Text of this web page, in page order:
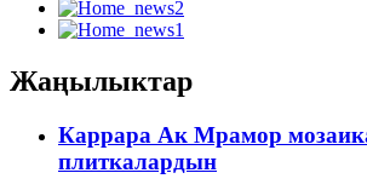
Жаңылыктар
Каррара Ак Мрамор
плиткалардын